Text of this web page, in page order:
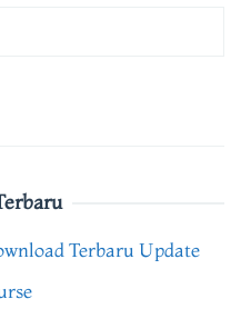
Terbaru Update